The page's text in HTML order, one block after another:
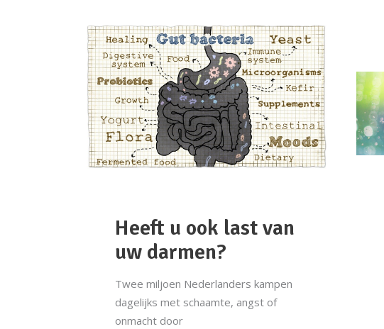
Heeft u ook last van
uw darmen?
Twee miljoen Nederlanders kampen
dagelijks met schaamte, angst of
onmacht door